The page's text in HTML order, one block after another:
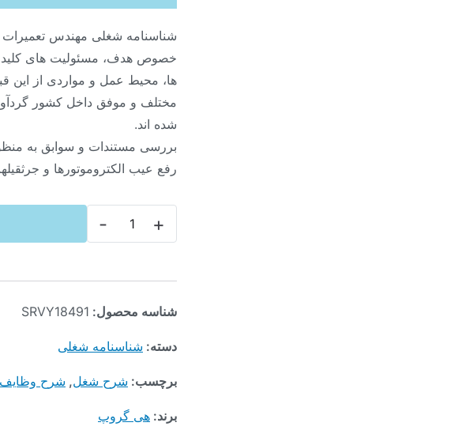
شناسنامه شغلی مهندس
خصوص هدف، مسئولیت های
ها، محیط عمل و مواردی از این
مختلف و موفق داخل کشور
شده اند.
بررسی مستندات و سوابق به
رفع عیب الکتروموتورها و
- +
شناسه محصول: SRVY18491
دسته: شناسنامه شغلی
برچسب: شرح شغل, شرح وظایف
برند: هی گروپ